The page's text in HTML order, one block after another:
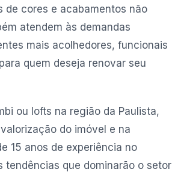
de cores e acabamentos não
atendem às demandas
mais acolhedores, funcionais
quem deseja renovar seu
ou lofts na região da Paulista,
do imóvel e na
15 anos de experiência no
que dominarão o setor